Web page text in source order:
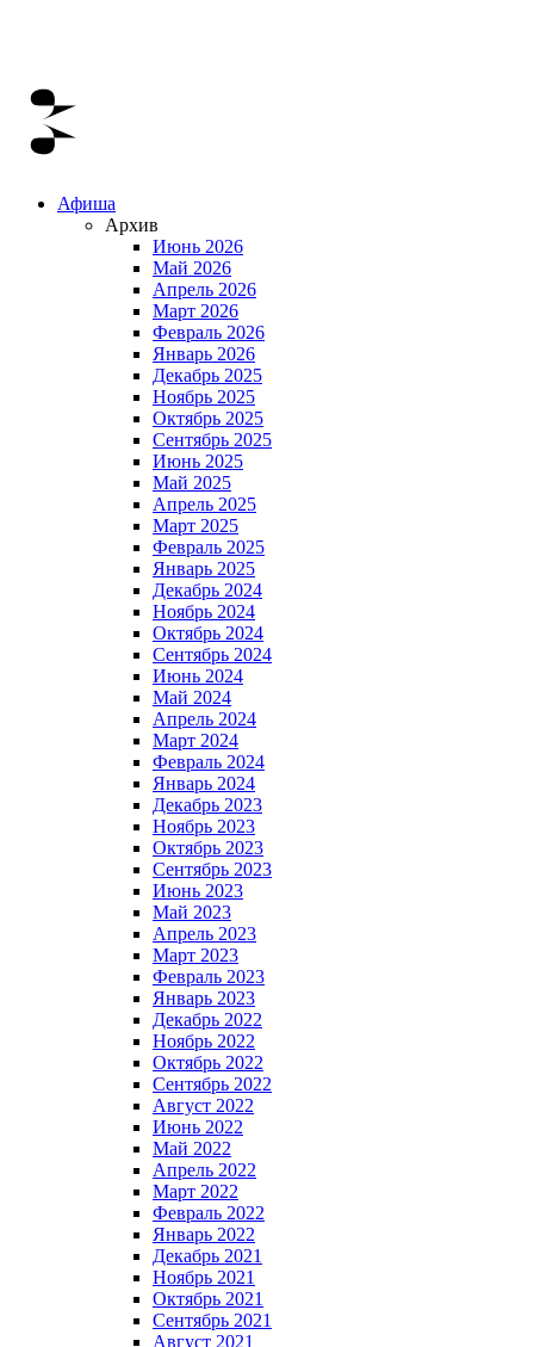
Афиша
Архив
Июнь 2026
Май 2026
Апрель 2026
Март 2026
Февраль 2026
Январь 2026
Декабрь 2025
Ноябрь 2025
Октябрь 2025
Сентябрь 2025
Июнь 2025
Май 2025
Апрель 2025
Март 2025
Февраль 2025
Январь 2025
Декабрь 2024
Ноябрь 2024
Октябрь 2024
Сентябрь 2024
Июнь 2024
Май 2024
Апрель 2024
Март 2024
Февраль 2024
Январь 2024
Декабрь 2023
Ноябрь 2023
Октябрь 2023
Сентябрь 2023
Июнь 2023
Май 2023
Апрель 2023
Март 2023
Февраль 2023
Январь 2023
Декабрь 2022
Ноябрь 2022
Октябрь 2022
Сентябрь 2022
Август 2022
Июнь 2022
Май 2022
Апрель 2022
Март 2022
Февраль 2022
Январь 2022
Декабрь 2021
Ноябрь 2021
Октябрь 2021
Сентябрь 2021
Август 2021